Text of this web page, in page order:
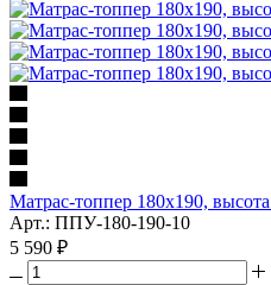
Матрас-топпер 180x190,
Арт.: ППУ-180-190-10
5 590 ₽